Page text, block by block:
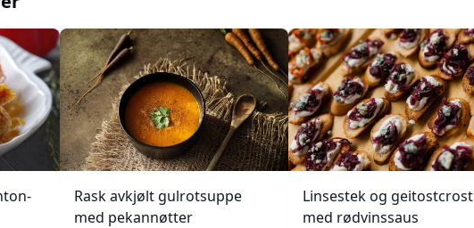
Rask avkjølt gulrotsuppe
med pekannøtter
Linsestek og
med rødvinssaus